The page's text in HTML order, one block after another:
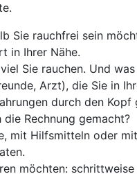
Sie rauchfrei sein
in Ihrer Nähe.
Sie rauchen. Und
Arzt), die Sie in
durch den Kopf
Rechnung gemacht?
mit Hilfsmitteln oder
möchten: